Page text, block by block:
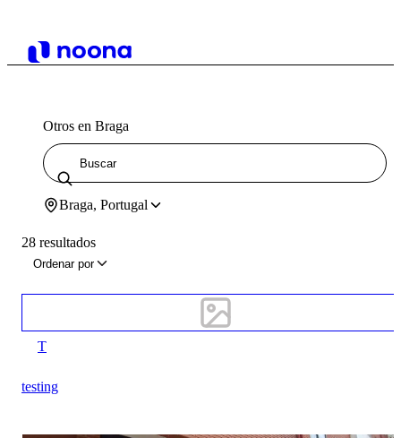
Otros en Braga
Braga, Portugal
28 resultados
Ordenar por
T
testing